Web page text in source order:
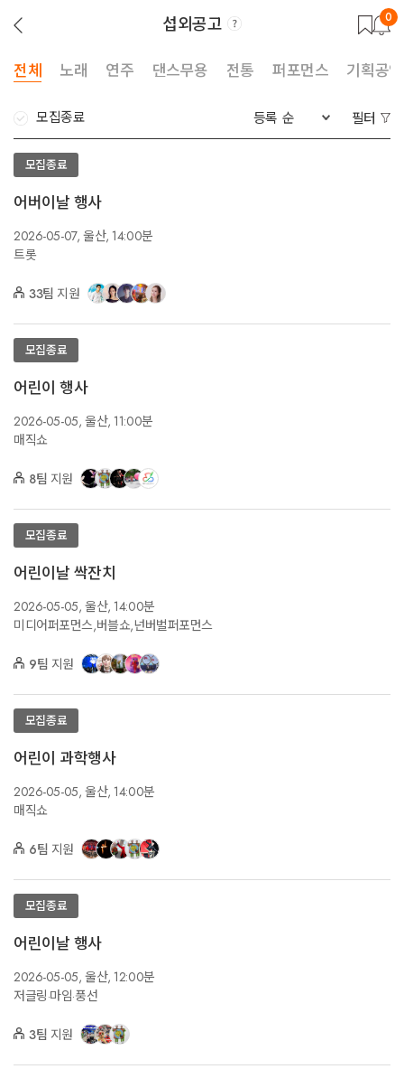
섭외공고
뒤
로
기
0
전체 노래 연주 댄스무용 전통 퍼포먼스 기획공연
모집종료 등록 순 필터
모집종료
어버이날 행사
2026-05-07, 울산, 14:00분
트롯
33팀 지원
모집종료
어린이 행사
2026-05-05, 울산, 11:00분
매직쇼
8팀 지원
모집종료
어린이날 싹잔치
2026-05-05, 울산, 14:00분
미디어퍼포먼스,버블쇼,넌버벌퍼포먼스
9팀 지원
모집종료
어린이 과학행사
2026-05-05, 울산, 14:00분
매직쇼
6팀 지원
모집종료
어린이날 행사
2026-05-05, 울산, 12:00분
저글링·마임·풍선
3팀 지원